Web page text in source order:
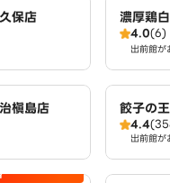
保店
濃厚鶏
南口駅
4.0(6)
出前館が
槇島店 餃子の
4.4
出前館が